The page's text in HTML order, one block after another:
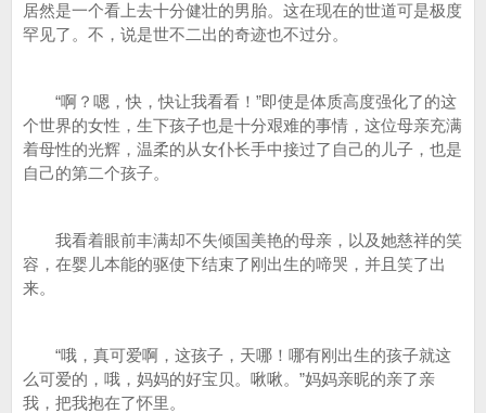
居然是一个看上去十分健壮的男胎。这在现在的世道可是极度
罕见了。不，说是世不二出的奇迹也不过分。
“啊？嗯，快，快让我看看！”即使是体质高度强化了的这
个世界的女性，生下孩子也是十分艰难的事情，这位母亲充满
着母性的光辉，温柔的从女仆长手中接过了自己的儿子，也是
自己的第二个孩子。
我看着眼前丰满却不失倾国美艳的母亲，以及她慈祥的笑
容，在婴儿本能的驱使下结束了刚出生的啼哭，并且笑了出
来。
“哦，真可爱啊，这孩子，天哪！哪有刚出生的孩子就这
么可爱的，哦，妈妈的好宝贝。啾啾。”妈妈亲昵的亲了亲
我，把我抱在了怀里。